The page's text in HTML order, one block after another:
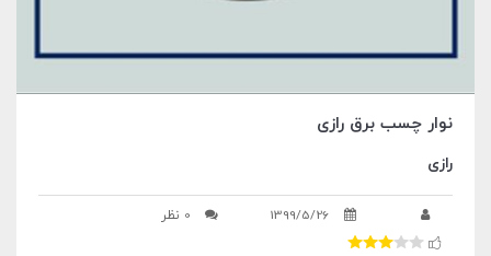
نوار چسب برق رازی
رازی
1399/5/26 0 نظر